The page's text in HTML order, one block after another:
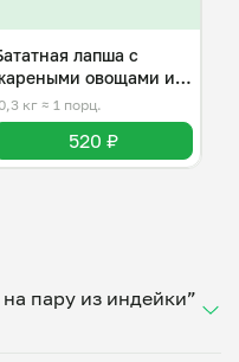
лапша с
овощами и
кг ≈ 1 порц.
520 ₽
пару из индейки”